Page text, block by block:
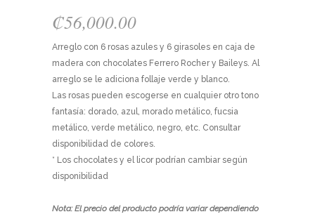
₡56,000.00
Arreglo con 6 rosas azules y 6 girasoles en caja de
madera con chocolates Ferrero Rocher y Baileys. Al
arreglo se le adiciona follaje verde y blanco.
Las rosas pueden escogerse en cualquier otro tono
fantasía: dorado, azul, morado metálico, fucsia
metálico, verde metálico, negro, etc. Consultar
disponibilidad de colores.
* Los chocolates y el licor podrían cambiar según
disponibilidad
Nota: El precio del producto podría variar dependiendo